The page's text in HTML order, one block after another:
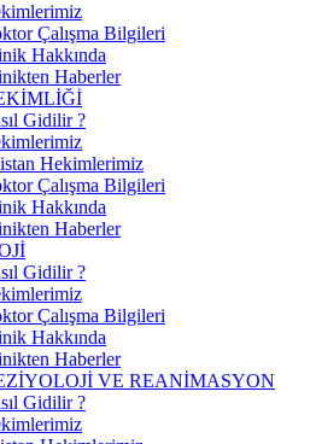
Çalışma Bilgileri
Hakkında
Haberler
Gidilir ?
Hekimlerimiz
Çalışma Bilgileri
Hakkında
Haberler
Gidilir ?
Çalışma Bilgileri
Hakkında
Haberler
VE REANİMASYON
Gidilir ?